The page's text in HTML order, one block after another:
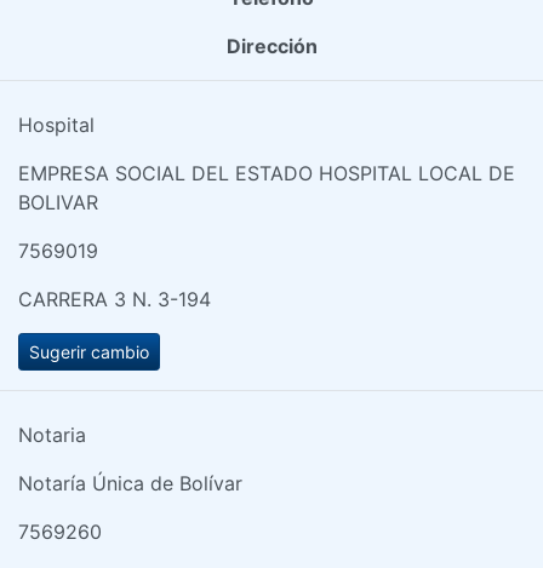
Dirección
Hospital
EMPRESA SOCIAL DEL ESTADO HOSPITAL LOCAL DE
BOLIVAR
7569019
CARRERA 3 N. 3-194
Sugerir cambio
Notaria
Notaría Única de Bolívar
7569260